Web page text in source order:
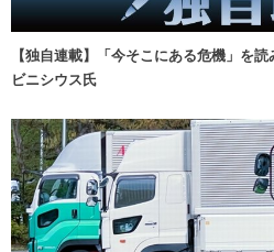
【独自連載】「今そこにある危機」を
ビニシウス氏